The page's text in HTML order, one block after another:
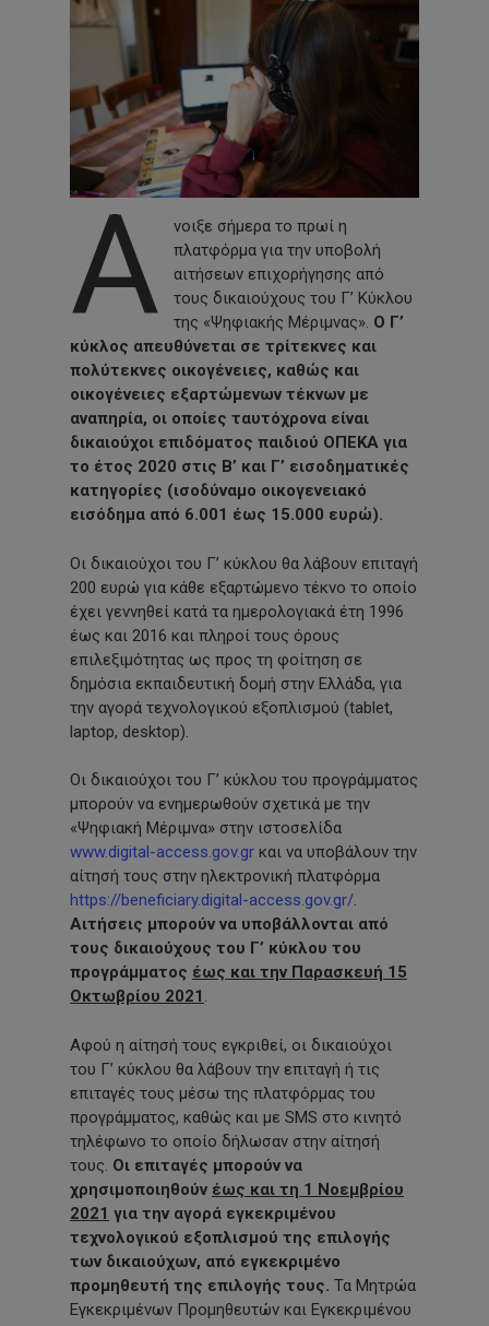
Ά
νοιξε σήμερα το πρωί η
πλατφόρμα για την υποβολή
αιτήσεων επιχορήγησης από
τους δικαιούχους του Γ’ Κύκλου
της «Ψηφιακής Μέριμνας». Ο Γ’
κύκλος απευθύνεται σε τρίτεκνες και
πολύτεκνες οικογένειες, καθώς και
οικογένειες εξαρτώμενων τέκνων με
αναπηρία, οι οποίες ταυτόχρονα είναι
δικαιούχοι επιδόματος παιδιού ΟΠΕΚΑ για
το έτος 2020 στις Β’ και Γ’ εισοδηματικές
κατηγορίες (ισοδύναμο οικογενειακό
εισόδημα από 6.001 έως 15.000 ευρώ).
Οι δικαιούχοι του Γ’ κύκλου θα λάβουν επιταγή
200 ευρώ για κάθε εξαρτώμενο τέκνο το οποίο
έχει γεννηθεί κατά τα ημερολογιακά έτη 1996
έως και 2016 και πληροί τους όρους
επιλεξιμότητας ως προς τη φοίτηση σε
δημόσια εκπαιδευτική δομή στην Ελλάδα, για
την αγορά τεχνολογικού εξοπλισμού (tablet,
laptop, desktop).
Οι δικαιούχοι του Γ’ κύκλου του προγράμματος
μπορούν να ενημερωθούν σχετικά με την
«Ψηφιακή Μέριμνα» στην ιστοσελίδα
www.digital-access.gov.gr και να υποβάλουν την
αίτησή τους στην ηλεκτρονική πλατφόρμα
https://beneficiary.digital-access.gov.gr/.
Αιτήσεις μπορούν να υποβάλλονται από
τους δικαιούχους του Γ’ κύκλου του
προγράμματος έως και την Παρασκευή 15
Οκτωβρίου 2021 .
Αφού η αίτησή τους εγκριθεί, οι δικαιούχοι
του Γ’ κύκλου θα λάβουν την επιταγή ή τις
επιταγές τους μέσω της πλατφόρμας του
προγράμματος, καθώς και με SMS στο κινητό
τηλέφωνο το οποίο δήλωσαν στην αίτησή
τους. Οι επιταγές μπορούν να
χρησιμοποιηθούν έως και τη 1 Νοεμβρίου
2021 για την αγορά εγκεκριμένου
τεχνολογικού εξοπλισμού της επιλογής
των δικαιούχων, από εγκεκριμένο
προμηθευτή της επιλογής τους. Τα Μητρώα
Εγκεκριμένων Προμηθευτών και Εγκεκριμένου